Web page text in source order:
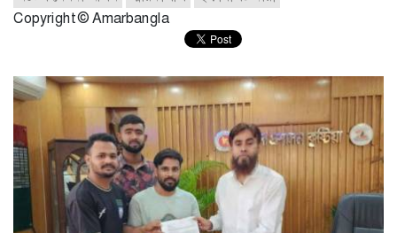
Copyright © Amarbangla